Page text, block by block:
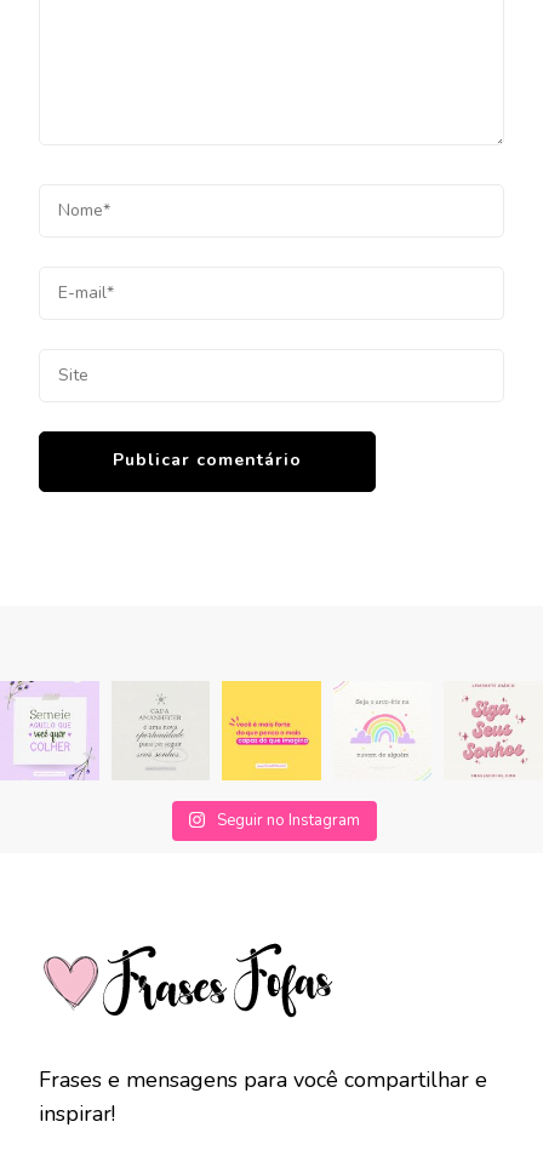
Seguir no Instagram
Frases e mensagens para você compartilhar e
inspirar!